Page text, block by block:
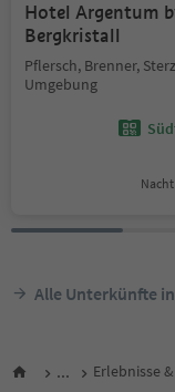
Hotel Argentum
Bergkristall
Pflersch, Brenner,
Umgebung
Alle Unterkünfte
... Erlebnisse